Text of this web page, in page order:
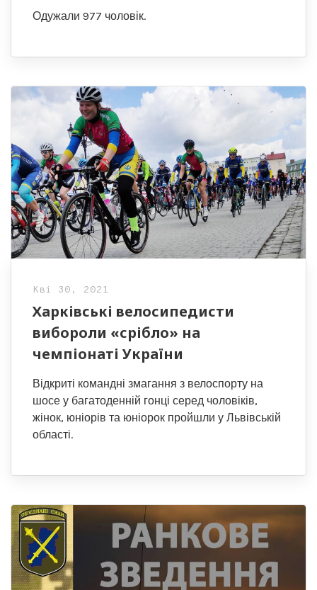
Одужали 977 чоловік.
Кві 30, 2021
Харківські велосипедисти
вибороли «срібло» на
чемпіонаті України
Відкриті командні змагання з велоспорту на
шосе у багатоденній гонці серед чоловіків,
жінок, юніорів та юніорок пройшли у Львівській
області.